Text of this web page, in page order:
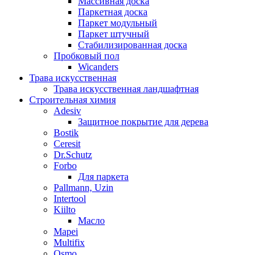
Паркетная доска
Паркет модульный
Паркет штучный
Стабилизированная доска
Пробковый пол
Wicanders
Трава искусственная
Трава искусственная ландшафтная
Строительная химия
Adesiv
Защитное покрытие для дерева
Bostik
Ceresit
Dr.Schutz
Forbo
Для паркета
Pallmann, Uzin
Intertool
Kiilto
Масло
Mapei
Multifix